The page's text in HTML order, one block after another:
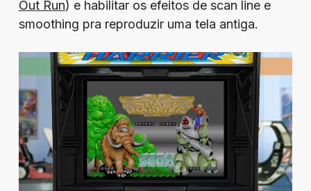
Out Run) e habilitar os efeitos de scan line e
smoothing pra reproduzir uma tela antiga.